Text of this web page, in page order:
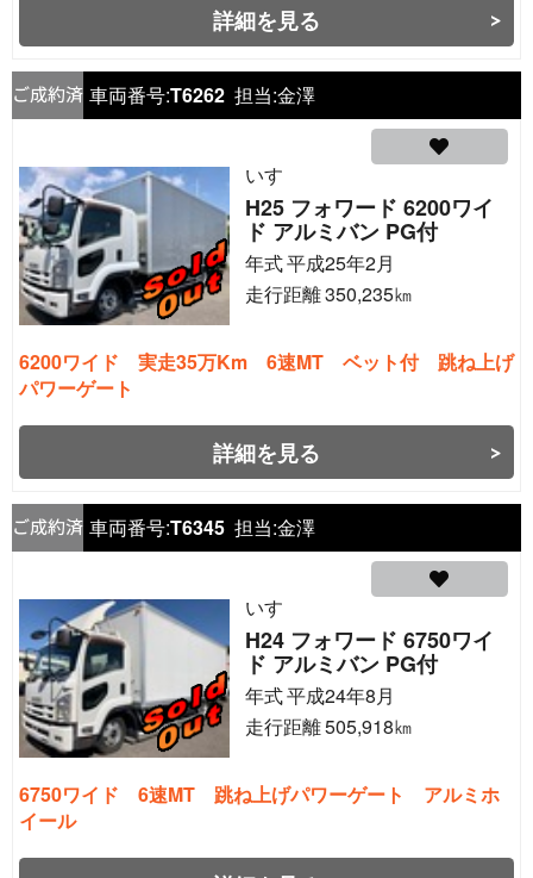
詳細を見る
車両番号:T6262 担当:金澤
いすゞ
H25 フォワード 6200ワイ
ド アルミバン PG付
年式平成25年2月
走行距離350,235㎞
6200ワイド 実走35万Km 6速MT ベット付 跳ね上げ
パワーゲート
詳細を見る
車両番号:T6345 担当:金澤
いすゞ
H24 フォワード 6750ワイ
ド アルミバン PG付
年式平成24年8月
走行距離505,918㎞
6750ワイド 6速MT 跳ね上げパワーゲート アルミホ
イール